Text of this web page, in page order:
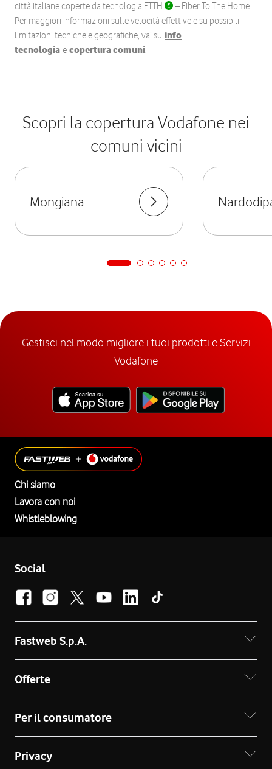
città italiane coperte da tecnologia FTTH
– Fiber To The Home.
Per maggiori informazioni sulle velocità effettive e su possibili
limitazioni tecniche e geografiche, vai su info
tecnologia e copertura comuni.
Scopri la copertura Vodafone nei
comuni vicini
Mongiana
Gestisci nel modo migliore i tuoi prodotti e Servizi
Vodafone
Chi siamo
Lavora con noi
Whistleblowing
Social
Fastweb S.p.A.
Offerte
Per il consumatore
Privacy